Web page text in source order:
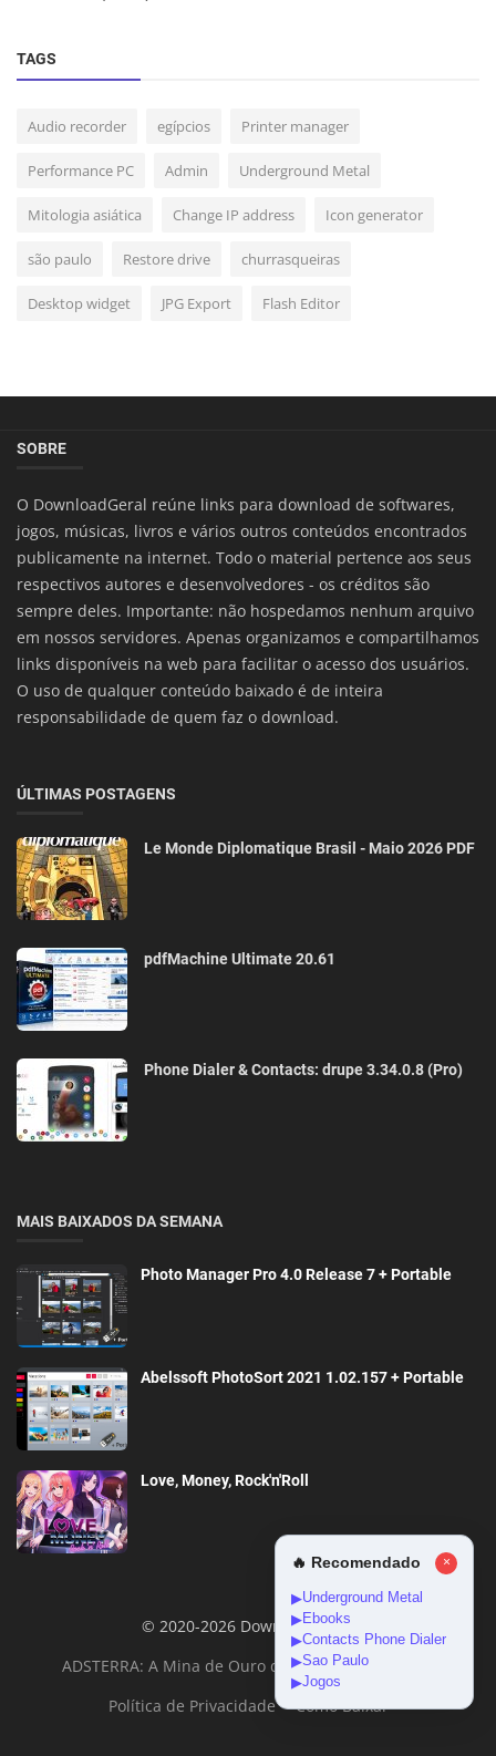
TAGS
Audio recorder egípcios Printer manager
Performance PC Admin Underground Metal
Mitologia asiática Change IP address Icon generator
são paulo Restore drive churrasqueiras
Desktop widget JPG Export Flash Editor
SOBRE
O DownloadGeral reúne links para download de softwares,
jogos, músicas, livros e vários outros conteúdos encontrados
publicamente na internet. Todo o material pertence aos seus
respectivos autores e desenvolvedores - os créditos são
sempre deles. Importante: não hospedamos nenhum arquivo
em nossos servidores. Apenas organizamos e compartilhamos
links disponíveis na web para facilitar o acesso dos usuários.
O uso de qualquer conteúdo baixado é de inteira
responsabilidade de quem faz o download.
ÚLTIMAS POSTAGENS
Le Monde Diplomatique Brasil - Maio 2026 PDF
pdfMachine Ultimate 20.61
Phone Dialer & Contacts: drupe 3.34.0.8 (Pro)
MAIS BAIXADOS DA SEMANA
Photo Manager Pro 4.0 Release 7 + Portable
Abelssoft PhotoSort 2021 1.02.157 + Portable
Love, Money, Rock'n'Roll
© 2020-2026 DownloadGeral
ADSTERRA: A Mina de Ouro da Monetização Online
Política de Privacidade
Como Baixar
🔥 Recomendado ×
▶Underground Metal
▶Ebooks
▶Contacts Phone Dialer
▶Sao Paulo
▶Jogos